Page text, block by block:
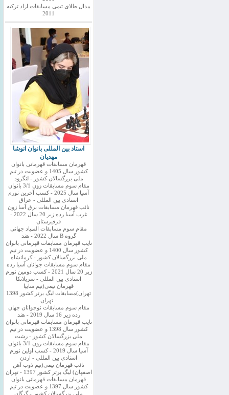
مدال طلای تیمی مسابقات ازاد ترکیه
2011
استاد بین المللی بانوان انوشا
مهدیان
قهرمان مسابقات قهرمانی بانوان
کشور سال 1405 و عضویت در تیم
ملی بزرگسالان کشور - لنگرود
مقام سوم مسابقات زون 3/1 بانوان
آسیا سال 2025 - کسب آخرین نورم
استادی بین المللی - عراق
نائب قهرمان مسابقات برق آسا زون
غرب آسیا رده زیر 20 سال 2022 -
قرقیزستان
مقام سوم مسابقات المپیاد جهانی
گروه B سال 2022 - هند
نایب قهرمان مسابقات قهرمانی بانوان
کشور سال 1400 و عضویت در تیم
ملی بزرگسالان کشور - کرمانشاه
مقام سوم مسابقات جوانان آسیا رده
زیر 20 سال 2021 - کسب دومین نورم
استادی بین المللی - سریلانکا
قهرمان تیمی(تیم سایپا
تهران)مسابقات لیگ برتر کشور 1398
- تهران
مقام سوم مسابقات نوجوانان جهان
رده زیر 16 سال 2019 - هند
نایب قهرمان مسابقات قهرمانی بانوان
کشور سال 1398 و عضویت در تیم
ملی بزرگسالان کشور - رشت
مقام سوم مسابقات زون 3/1 بانوان
آسیا سال 2019 - کسب اولین نورم
استادی بین المللی - اردن
نائب قهرمان تیمی(تیم ذوب آهن
اصفهان) لیگ برتر کشور 1397 - تهران
قهرمان مسابقات قهرمانی بانوان
کشور سال 1397 و عضویت در تیم
ملی بزرگسالان کشور - گرگان